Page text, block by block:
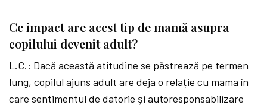
Ce impact are acest tip de mamă asupra
copilului devenit adult?
L.C.: Dacă această atitudine se păstrează pe termen
lung, copilul ajuns adult are deja o relație cu mama în
care sentimentul de datorie și autoresponsabilizare